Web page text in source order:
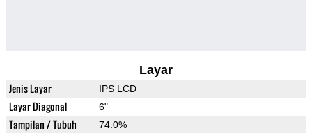
Layar
Jenis Layar IPS LCD
Layar Diagonal 6"
Tampilan / Tubuh 74.0%